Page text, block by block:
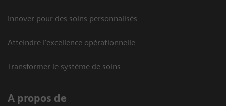
Innover pour des soins personnalisés
Atteindre l’excellence opérationnelle
Transformer le système de soins
A propos de